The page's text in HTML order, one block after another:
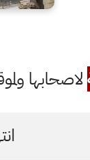
لاصحابها